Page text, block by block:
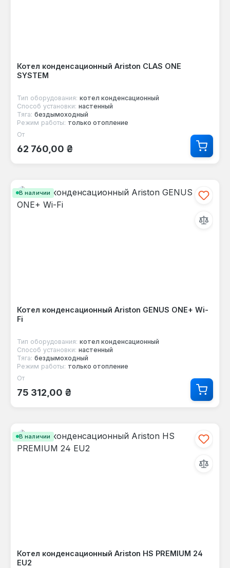
Котел конденсационный Ariston CLAS ONE
SYSTEM
Тип оборудования: котел конденсационный
Способ установки: настенный
Тяга: бездымоходный
Режим работы: только отопление
Обычная цена:
От
62 760,00 ₴
В наличии
Котел конденсационный Ariston GENUS ONE+ Wi-
Fi
Тип оборудования: котел конденсационный
Способ установки: настенный
Тяга: бездымоходный
Режим работы: только отопление
Обычная цена:
От
75 312,00 ₴
В наличии
Котел конденсационный Ariston HS PREMIUM 24
EU2